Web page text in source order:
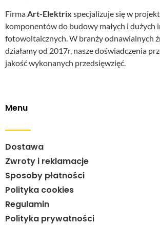
FirmaArt-Elektrix specjalizuje się w
komponentów do budowy małych i dużych
fotowoltaicznych. W branży odnawialnych
działamy od 2017r, nasze doświadczenia
jakość wykonanych przedsięwzięć.
Menu
Dostawa
Zwroty i reklamacje
Sposoby płatności
Polityka cookies
Regulamin
Polityka prywatności